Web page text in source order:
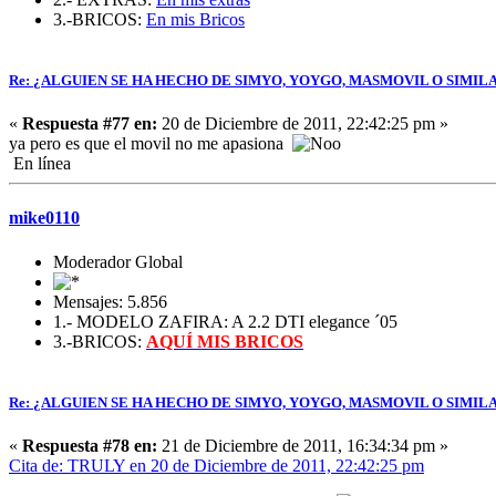
3.-BRICOS: En mis Bricos
Re: ¿ALGUIEN SE HA HECHO DE SIMYO, YOYGO, MASMOVIL O
« Respuesta #77 en: 20 de Diciembre de 2011, 22:42:25 pm »
ya pero es que el movil no me apasiona
En línea
mike0110
Moderador Global
Mensajes: 5.856
1.- MODELO ZAFIRA: A 2.2 DTI elegance ´05
3.-BRICOS: AQUÍ MIS BRICOS
Re: ¿ALGUIEN SE HA HECHO DE SIMYO, YOYGO, MASMOVIL O
« Respuesta #78 en: 21 de Diciembre de 2011, 16:34:34 pm »
Cita de: TRULY en 20 de Diciembre de 2011, 22:42:25 pm